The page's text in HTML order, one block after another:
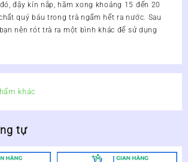
đậy kín nắp, hãm xong khoảng 15 đến 20
quý báu trong trà ngấm hết ra nước. Sau
nên rót trà ra một bình khác để sử dụng
khác
tự